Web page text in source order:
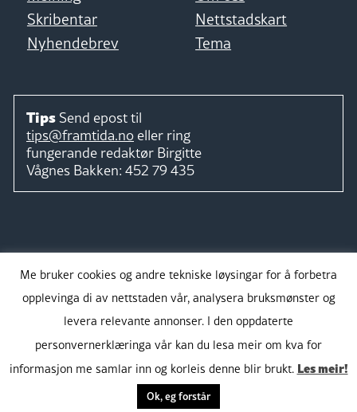
Skribentar
Nettstadskart
Nyhendebrev
Tema
Tips Send epost til
tips@framtida.no eller ring
fungerande redaktør Birgitte
Vågnes Bakken: 452 79 435
Takk for støtta:
Me bruker cookies og andre tekniske løysingar for å forbetra
opplevinga di av nettstaden vår, analysera bruksmønster og
levera relevante annonser. I den oppdaterte
personvernerklæringa vår kan du lesa meir om kva for
informasjon me samlar inn og korleis denne blir brukt. Les meir!
Ok, eg forstår